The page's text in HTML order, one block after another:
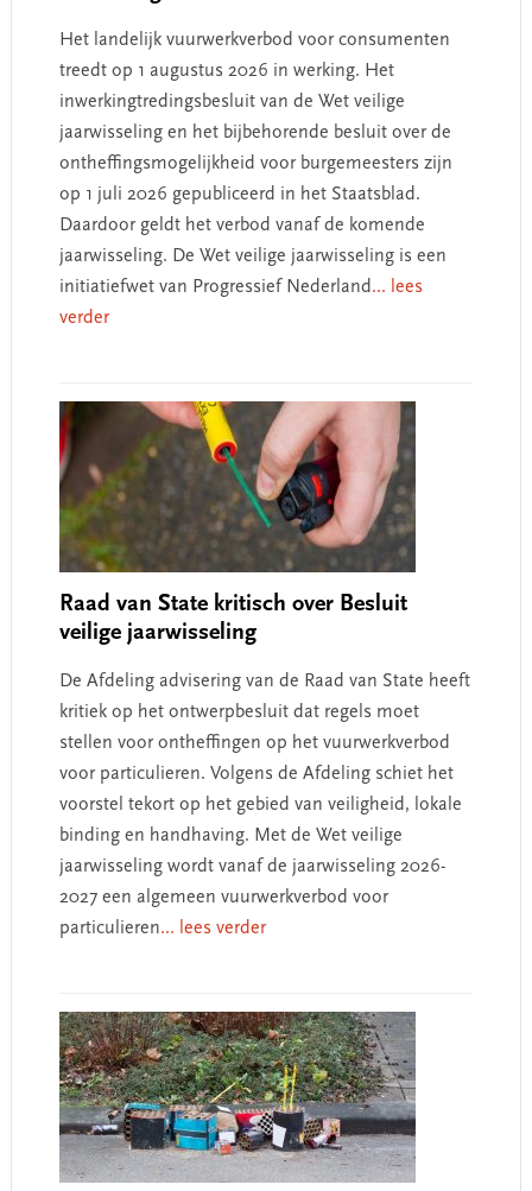
Het landelijk vuurwerkverbod voor consumenten
treedt op 1 augustus 2026 in werking. Het
inwerkingtredingsbesluit van de Wet veilige
jaarwisseling en het bijbehorende besluit over de
ontheffingsmogelijkheid voor burgemeesters zijn
op 1 juli 2026 gepubliceerd in het Staatsblad.
Daardoor geldt het verbod vanaf de komende
jaarwisseling. De Wet veilige jaarwisseling is een
initiatiefwet van Progressief Nederland ... lees
verder
Raad van State kritisch over Besluit
veilige jaarwisseling
De Afdeling advisering van de Raad van State heeft
kritiek op het ontwerpbesluit dat regels moet
stellen voor ontheffingen op het vuurwerkverbod
voor particulieren. Volgens de Afdeling schiet het
voorstel tekort op het gebied van veiligheid, lokale
binding en handhaving. Met de Wet veilige
jaarwisseling wordt vanaf de jaarwisseling 2026-
2027 een algemeen vuurwerkverbod voor
particulieren... lees verder